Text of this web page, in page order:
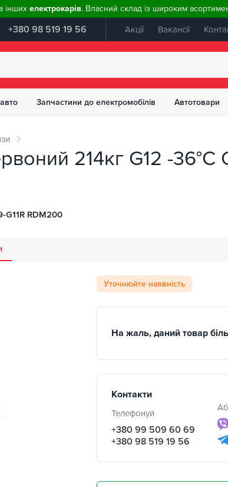
інших електрокарів. Власний склад із широким
+380 98 519 19 56 Акції Вакансії
Запчастини до електромобілів Автотовари
214кг G12 -
G11R RDM200
Уточнюйте наявність
На жаль, даний товар
Контакти
Телефонуй
+380 99 509 60 69
+380 98 519 19 56